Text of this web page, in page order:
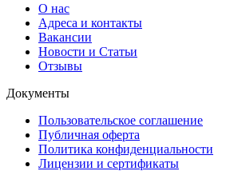
О нас
Адреса и контакты
Вакансии
Новости и Статьи
Отзывы
Документы
Пользовательское соглашение
Публичная оферта
Политика конфиденциальности
Лицензии и сертификаты